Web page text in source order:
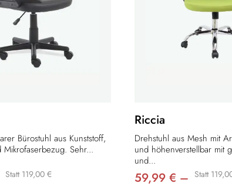
Bürostuhl aus Kunststoff,
Sehr...
Statt 119,00 €
Riccia
Drehstuhl aus Mesh mit
und höhenverstellbar mit
und...
59,99 € – Statt